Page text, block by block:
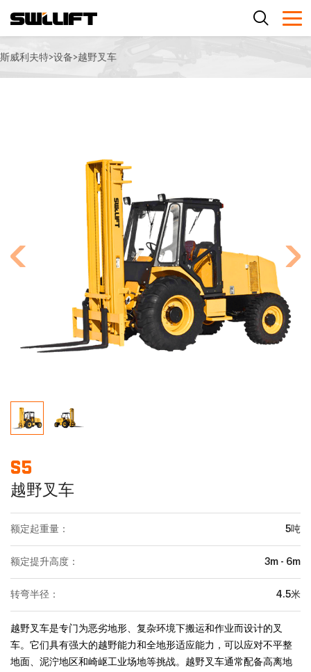
斯威利夫特>设备>越野叉车
S5
越野叉车
额定起重量： 5吨
额定提升高度： 3m - 6m
转弯半径： 4.5米
越野叉车是专门为恶劣地形、复杂环境下搬运和作业而设计的叉
车。它们具有强大的越野能力和全地形适应能力，可以应对不平整
地面、泥泞地区和崎岖工业场地等挑战。越野叉车通常配备高离地